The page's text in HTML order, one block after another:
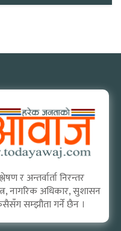
र अन्तर्वार्ता निरन्तर
नागरिक अधिकार, सुशासन
सम्झौता गर्ने छैन ।